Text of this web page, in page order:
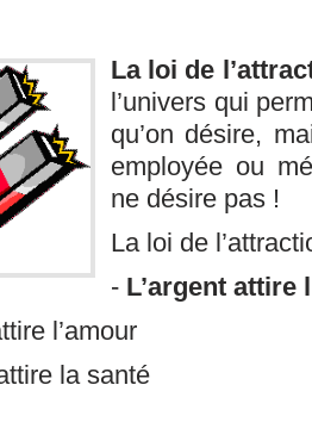
La loi de
l’univers qui
qu’on désire,
employée ou
ne désire pas !
La loi de
- L’argent attire
l’amour
la santé